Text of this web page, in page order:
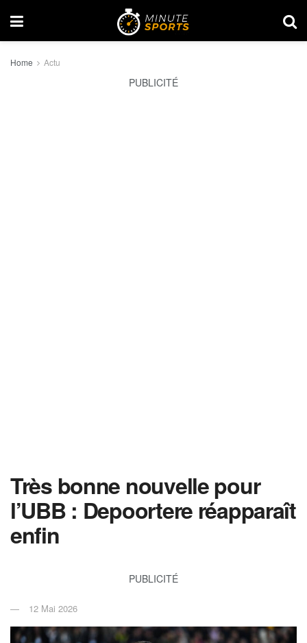
Home Actu
PUBLICITÉ
Très bonne nouvelle pour
l’UBB : Depoortere réapparaît
enfin
PUBLICITÉ
12 Mai 2026